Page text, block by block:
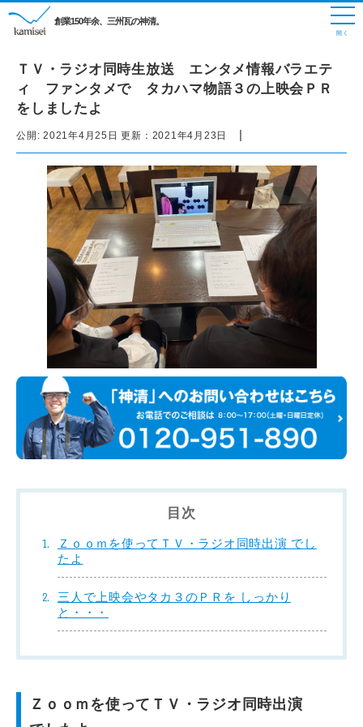
創業150年余、三州瓦の神清。
ＴＶ・ラジオ同時生放送 エンタメ情報バラエテ
ィ ファンタメで タカハマ物語３の上映会ＰＲ
をしましたよ
公開: 2021年4月25日 更新： 2021年4月23日 |
目次
Ｚｏｏｍを使ってＴＶ・ラジオ同時出演 でし
たよ
三人で上映会やタカ３のＰＲを しっかり
と・・・
Ｚｏｏｍを使ってＴＶ・ラジオ同時出演